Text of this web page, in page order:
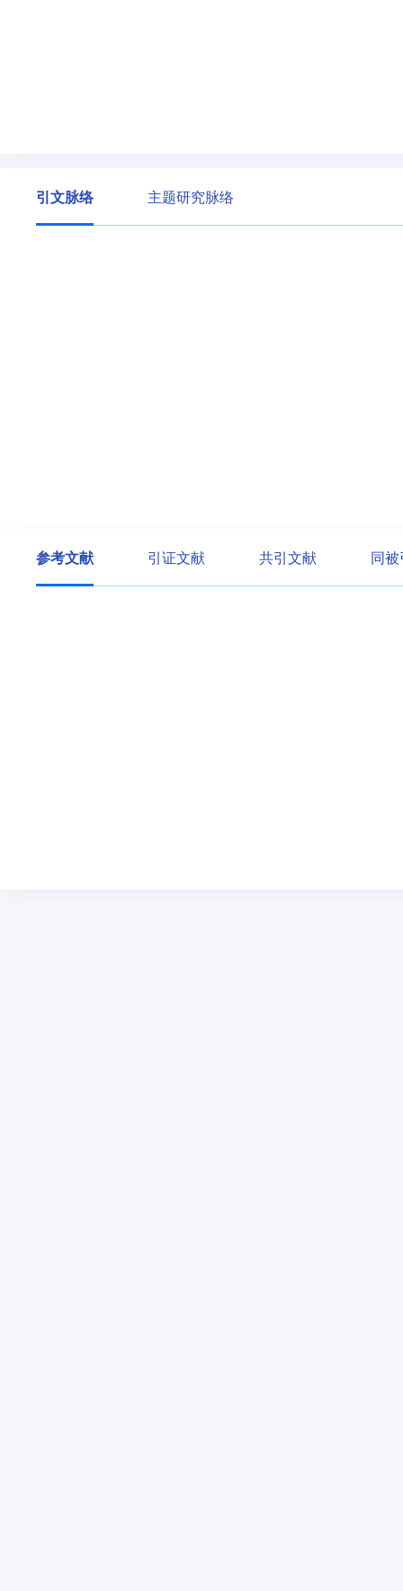
引文脉络 主题研究脉络
参考文献 引证文献 共引文献 同